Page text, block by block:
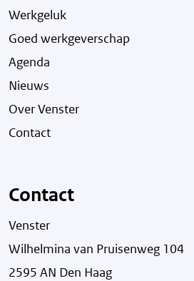
Werkgeluk
Goed werkgeverschap
Agenda
Nieuws
Over Venster
Contact
Contact
Venster
Wilhelmina van Pruisenweg 104
2595 AN Den Haag